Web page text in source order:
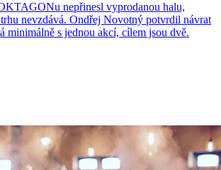
nepřinesl vyprodanou halu,
nevzdává. Ondřej Novotný potvrdil návrat
minimálně s jednou akcí, cílem jsou dvě.